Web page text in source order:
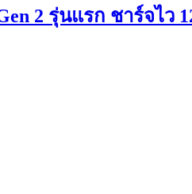
2 รุ่นแรก ชาร์จไว